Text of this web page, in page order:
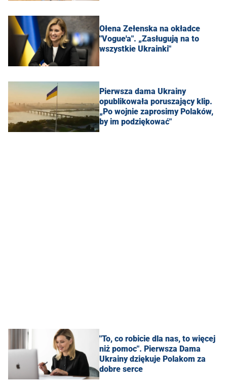
Ołena Zełenska na okładce
"Vogue'a". „Zasługują na to
wszystkie Ukrainki"
Pierwsza dama Ukrainy
opublikowała poruszający klip.
„Po wojnie zaprosimy Polaków,
by im podziękować"
"To, co robicie dla nas, to więcej
niż pomoc". Pierwsza Dama
Ukrainy dziękuje Polakom za
dobre serce